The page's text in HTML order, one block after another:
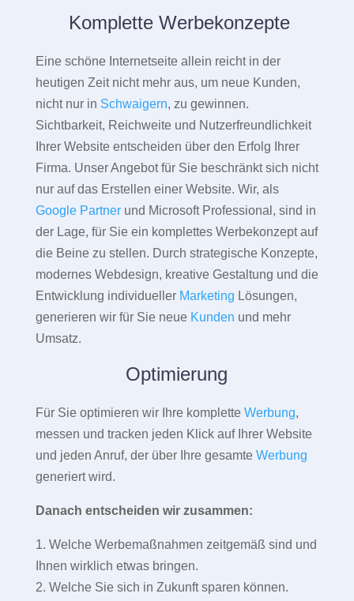
Komplette Werbekonzepte
Eine schöne Internetseite allein reicht in der
heutigen Zeit nicht mehr aus, um neue Kunden,
nicht nur in Schwaigern, zu gewinnen.
Sichtbarkeit, Reichweite und Nutzerfreundlichkeit
Ihrer Website entscheiden über den Erfolg Ihrer
Firma. Unser Angebot für Sie beschränkt sich nicht
nur auf das Erstellen einer Website. Wir, als
Google Partnerund Microsoft Professional, sind in
der Lage, für Sie ein komplettes Werbekonzept auf
die Beine zu stellen. Durch strategische Konzepte,
modernes Webdesign, kreative Gestaltung und die
Entwicklung individueller Marketing Lösungen,
generieren wir für Sie neue Kunden und mehr
Umsatz.
Optimierung
Für Sie optimieren wir Ihre komplette Werbung,
messen und tracken jeden Klick auf Ihrer Website
und jeden Anruf, der über Ihre gesamte Werbung
generiert wird.
Danach entscheiden wir zusammen:
1. Welche Werbemaßnahmen zeitgemäß sind und
Ihnen wirklich etwas bringen.
2. Welche Sie sich in Zukunft sparen können.